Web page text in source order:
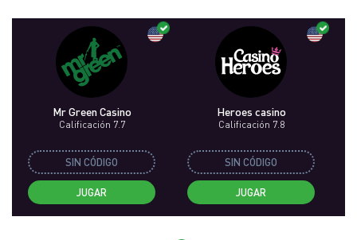
Mr Green Casino
Calificación 7.7
SIN CÓDIGO
JUGAR
Heroes casino
Calificación 7.8
SIN CÓDIGO
JUGAR